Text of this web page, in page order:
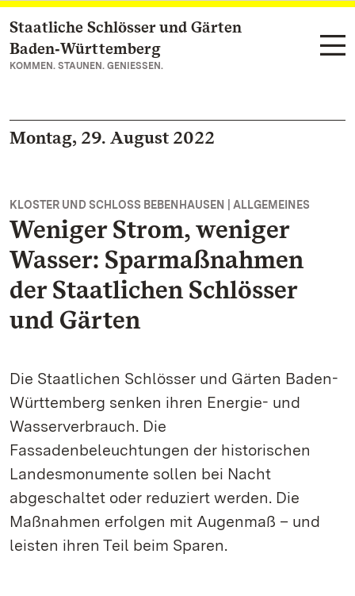
Zum Hauptinhalt springen
Staatliche Schlösser und Gärten
Baden‑Württemberg
KOMMEN. STAUNEN. GENIESSEN.
Montag, 29. August 2022
KLOSTER UND SCHLOSS BEBENHAUSEN | ALLGEMEINES
Weniger Strom, weniger
Wasser: Sparmaßnahmen
der Staatlichen Schlösser
und Gärten
Die Staatlichen Schlösser und Gärten Baden-
Württemberg senken ihren Energie- und
Wasserverbrauch. Die
Fassadenbeleuchtungen der historischen
Landesmonumente sollen bei Nacht
abgeschaltet oder reduziert werden. Die
Maßnahmen erfolgen mit Augenmaß – und
leisten ihren Teil beim Sparen.